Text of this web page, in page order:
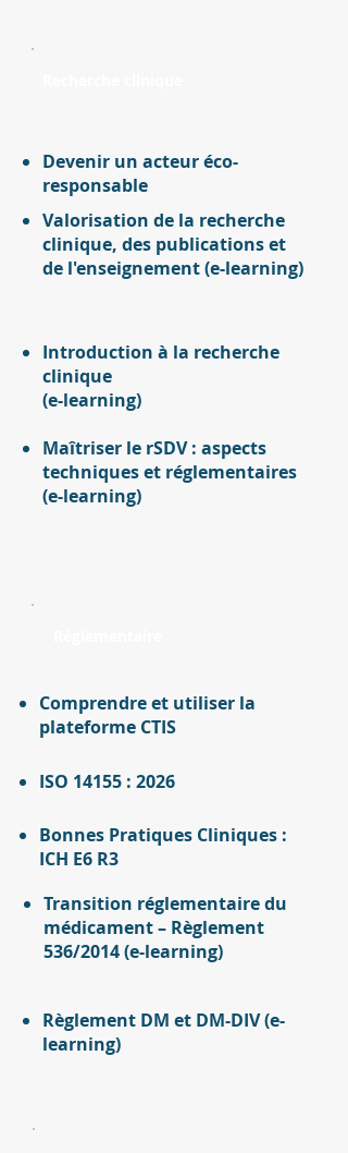
Devenir un acteur éco-
responsable
Valorisation de la recherche
clinique, des publications et
de l'enseignement (e-learning)
Introduction à la recherche
clinique
(e-learning)
Maîtriser le rSDV : aspects
techniques et réglementaires
(e-learning)
Comprendre et utiliser la
plateforme CTIS
ISO 14155 : 2026
​Bonnes Pratiques Cliniques :
ICH E6 R3
Transition réglementaire du
médicament – Règlement
536/2014 (e-learning)
Règlement DM et DM-DIV (e-
learning)